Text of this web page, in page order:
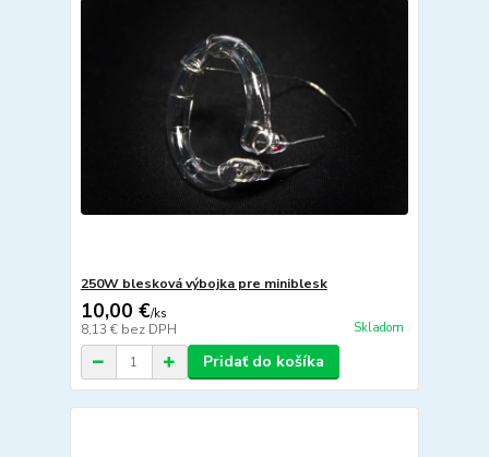
250W blesková výbojka pre miniblesk
10,00 €/ks
8,13 € bez DPH Skladom
Pridať do košíka